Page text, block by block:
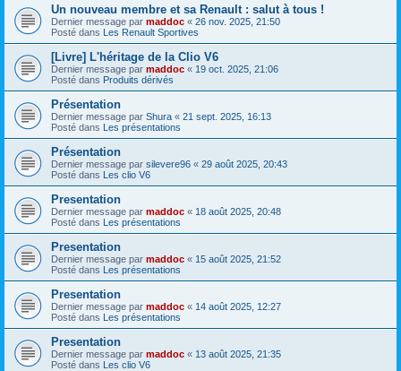
Un nouveau membre et sa Renault : salut à tous !
Dernier message par maddoc « 26 nov. 2025, 21:50
Posté dans Les Renault Sportives
[Livre] L'héritage de la Clio V6
Dernier message par maddoc « 19 oct. 2025, 21:06
Posté dans Produits dérivés
Présentation
Dernier message par Shura « 21 sept. 2025, 16:13
Posté dans Les présentations
Présentation
Dernier message par silevere96 « 29 août 2025, 20:43
Posté dans Les clio V6
Presentation
Dernier message par maddoc « 18 août 2025, 20:48
Posté dans Les présentations
Presentation
Dernier message par maddoc « 15 août 2025, 21:52
Posté dans Les présentations
Presentation
Dernier message par maddoc « 14 août 2025, 12:27
Posté dans Les présentations
Presentation
Dernier message par maddoc « 13 août 2025, 21:35
Posté dans Les clio V6